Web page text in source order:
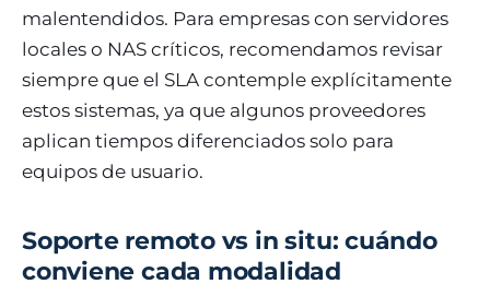
malentendidos. Para empresas con servidores
locales o NAS críticos, recomendamos revisar
siempre que el SLA contemple explícitamente
estos sistemas, ya que algunos proveedores
aplican tiempos diferenciados solo para
equipos de usuario.
Soporte remoto vs in situ: cuándo
conviene cada modalidad